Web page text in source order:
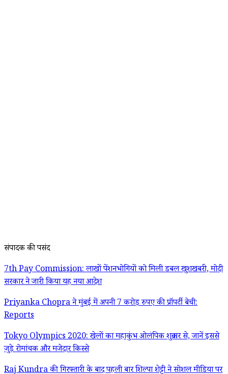
संपादक की पसंद
7th Pay Commission: लाखों पेंशनभोगियों को मिली डबल खुशखबरी, मोदी
सरकार ने जारी किया यह नया आदेश
Priyanka Chopra ने मुंबई में अपनी 7 करोड़ रुपए की प्रॉपर्टी बेची:
Reports
Tokyo Olympics 2020: खेलों का महाकुंभ ओलंपिक शुक्रवार से, जानें इससे
जुड़े रोमांचक और मजेदार किस्से
Raj Kundra की गिरफ्तारी के बाद पहली बार शिल्पा शेट्टी ने सोशल मीडिया पर